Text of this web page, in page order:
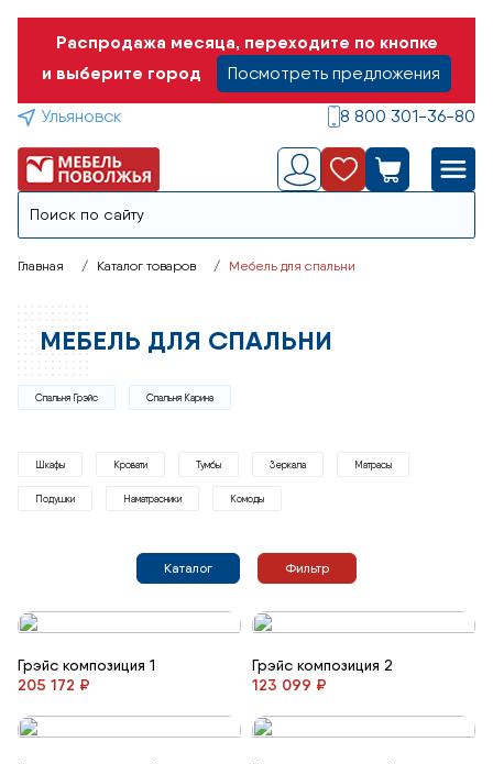
Распродажа месяца, переходите по кнопке
и выберите город
Посмотреть предложения
Ульяновск 8 800 301-36-80
Главная Каталог товаров Мебель для спальни
МЕБЕЛЬ ДЛЯ СПАЛЬНИ
Спальня Грэйс Спальня Карина
Шкафы Кровати Тумбы Зеркала Матрасы
Подушки Наматрасники Комоды
Каталог Фильтр
Грэйс композиция 1
205 172 ₽
Грэйс композиция 2
123 099 ₽